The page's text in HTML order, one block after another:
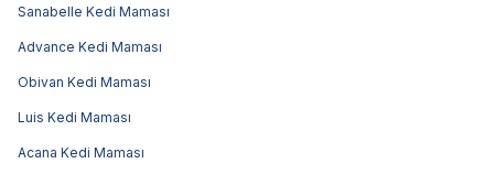
Sanabelle Kedi Maması
Advance Kedi Maması
Obivan Kedi Maması
Luis Kedi Maması
Acana Kedi Maması